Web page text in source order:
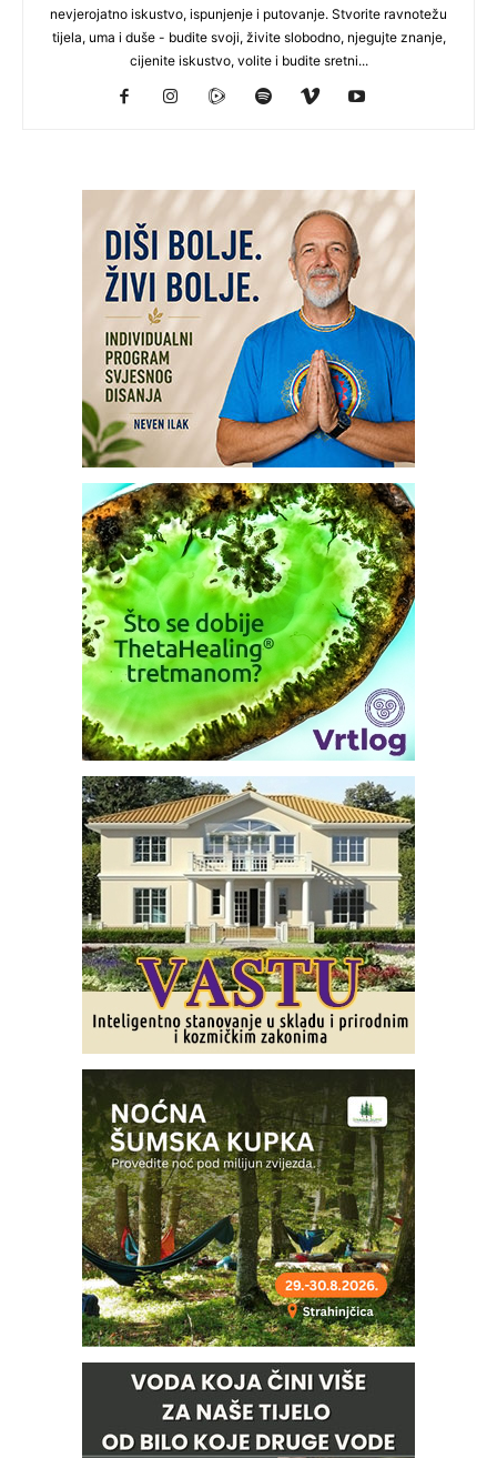
nevjerojatno iskustvo, ispunjenje i putovanje. Stvorite ravnotežu
tijela, uma i duše - budite svoji, živite slobodno, njegujte znanje,
cijenite iskustvo, volite i budite sretni...